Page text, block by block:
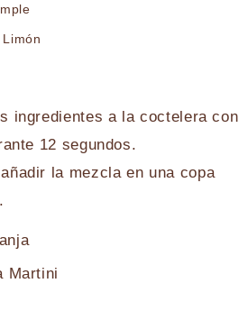
ingredientes a la coctelera con
12 segundos.
la mezcla en una copa
Martini